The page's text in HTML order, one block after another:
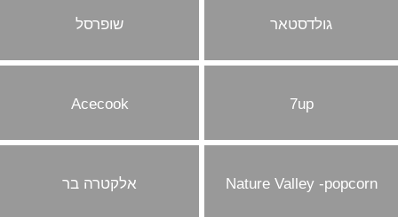
גולדסטאר שופרסל
7up
Acecook
Nature Valley -popcorn אלקטרה בר